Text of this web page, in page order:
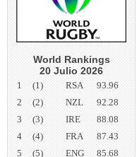
World Rankings
20 Julio 2026
1 (1) RSA
93.96
2
(2) NZL
92.28
3
(3) IRE
88.08
4
(4) FRA
87.43
5
(5) ENG
85.68